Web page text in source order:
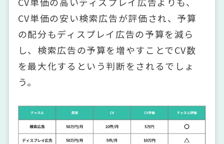
CV単価の安い検索広告が評価され、予算
の配分もディスプレイ広告の予算を減ら
し、検索広告の予算を増やすことでCV数
を最大化するという判断をされるでしょ
う。